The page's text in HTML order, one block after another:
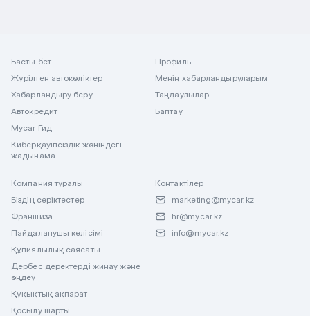
Басты бет
Жүрілген автокөліктер
Хабарландыру беру
Автокредит
Mycar Гид
Киберқауіпсіздік жөніндегі
жадынама
Профиль
Менің хабарландыруларым
Таңдаулылар
Баптау
Компания туралы
Біздің серіктестер
Франшиза
Пайдаланушы келісімі
Құпиялылық саясаты
Дербес деректерді жинау және
өңдеу
Құқықтық ақпарат
Қосылу шарты
Контактілер
marketing@mycar.kz
hr@mycar.kz
info@mycar.kz